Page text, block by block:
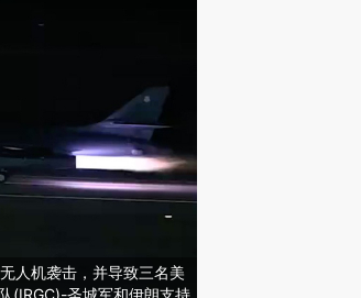
人机袭击，并导致三名美
(IRGC)-圣城军和伊朗支持